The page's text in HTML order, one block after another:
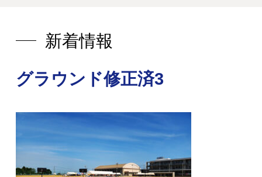
運営会社
新着情報
新着情報
グラウンド修正済3